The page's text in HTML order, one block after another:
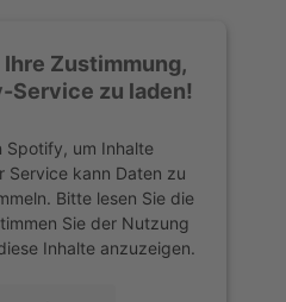
Zustimmung,
Service zu laden!
Spotify, um Inhalte
Service kann Daten zu
Bitte lesen Sie die
Sie der Nutzung
Inhalte anzuzeigen.